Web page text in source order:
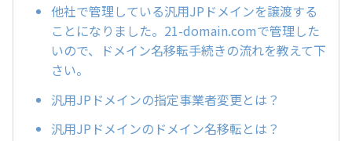
他社で管理している汎用JPドメインを譲渡する
ことになりました。21-domain.comで管理した
いので、ドメイン名移転手続きの流れを教えて下
さい。
汎用JPドメインの指定事業者変更とは？
汎用JPドメインのドメイン名移転とは？